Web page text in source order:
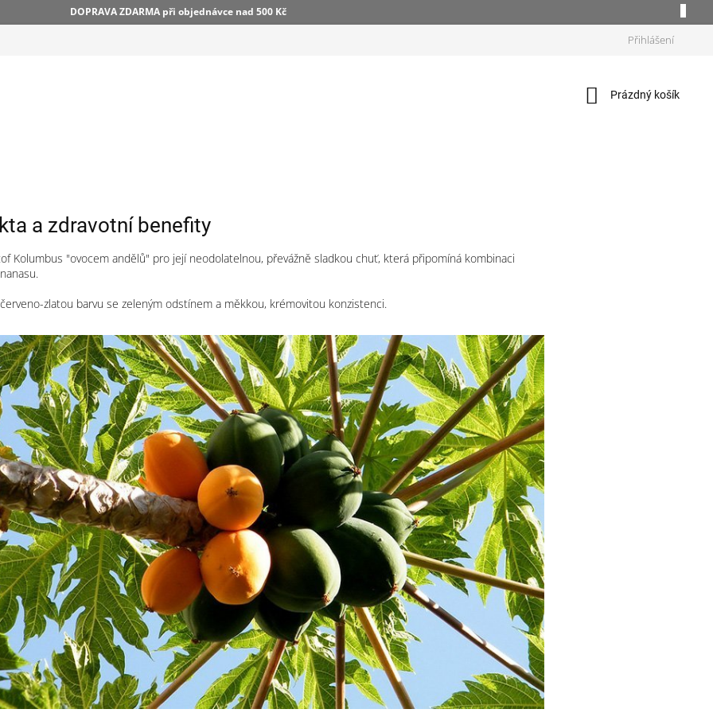
DOPRAVA ZDARMA při objednávce nad 500 Kč
Přihlášení
Nákupní
Prázdný košík
a zdravotní benefity
Kolumbus "ovocem andělů" pro její neodolatelnou, převážně sladkou chuť, která připomíná kombinaci
zlatou barvu se zeleným odstínem a měkkou, krémovitou konzistenci.